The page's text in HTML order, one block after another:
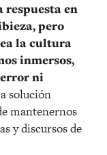
respuesta en
pero
la cultura
inmersos,
ni
solución
mantenernos
y discursos de